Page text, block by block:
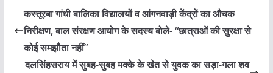
कस्तूरबा गांधी बालिका विद्यालयों व आंगनवाड़ी केंद्रों का औचक
निरीक्षण, बाल संरक्षण आयोग के सदस्य बोले- “छात्राओं की सुरक्षा से
कोई समझौता नहीं”
दलसिंहसराय में सुबह-सुबह मक्के के खेत से युवक का सड़ा-गला शव